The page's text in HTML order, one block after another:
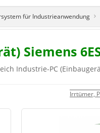
für Industrieanwendung
Siemens
Industrie-PC
Irrtümer,